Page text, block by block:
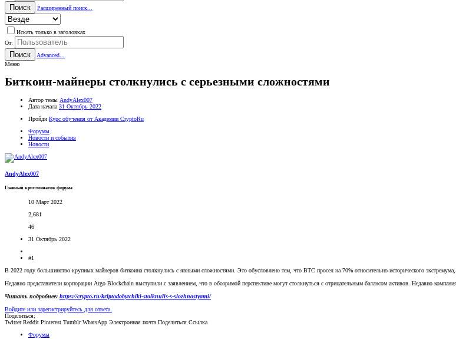
Поиск Расширенный поиск...
Искать только в заголовках
От:
Поиск
Advanced...
Меню
Биткоин-майнеры столкнулись с серьезными сложностями
Автор темы AndyAlex007
Дата начала 31 Октябрь 2022
Пройди Курс обучения от Академии CryptoRu
Форумы
Новости и события
Новости
AndyAlex007
Главный криптознаток форума
10 Март 2022
2,681
46
31 Октябрь 2022
#1
В 2022 году большинство крупных майнеров биткоина столкнулись с явными сложностями. Это обусловлено тем, что BTC просел на 70% относительно исторического экстремума,
Недавно представители корпорации Argo Blockchain выступили с заявлением, что в обозримой перспективе могут столкнуться с отрицательным балансом активов. Недавно
Читать подробнее: https://crypto.ru/kriptodobytchiki-stolknulis-s-slozhnostyami/
Войдите или зарегистрируйтесь для ответа.
Поделиться:
Twitter Reddit Pinterest Tumblr WhatsApp Электронная почта Поделиться Ссылка
Форумы